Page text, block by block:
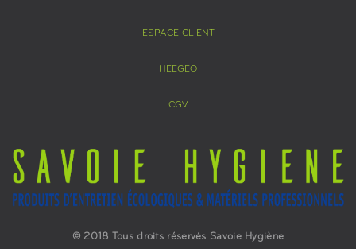
ESPACE CLIENT
HEEGEO
CGV
© 2018 Tous droits réservés Savoie Hygiène